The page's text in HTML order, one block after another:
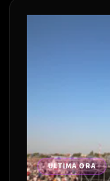
ULTIMA ORA